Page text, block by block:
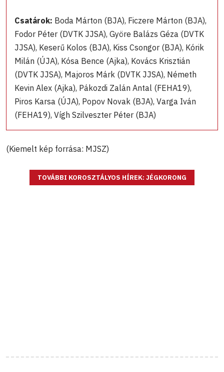
Csatárok: Boda Márton (BJA), Ficzere Márton (BJA),
Fodor Péter (DVTK JJSA), Györe Balázs Géza (DVTK
JJSA), Keserű Kolos (BJA), Kiss Csongor (BJA), Kórik
Milán (ÚJA), Kósa Bence (Ajka), Kovács Krisztián
(DVTK JJSA), Majoros Márk (DVTK JJSA), Németh
Kevin Alex (Ajka), Pákozdi Zalán Antal (FEHA19),
Piros Karsa (ÚJA), Popov Novak (BJA), Varga Iván
(FEHA19), Vígh Szilveszter Péter (BJA)
(Kiemelt kép forrása: MJSZ)
TOVÁBBI KOROSZTÁLYOS HÍREK: JÉGKORONG